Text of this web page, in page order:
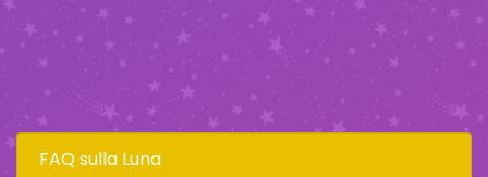
FAQ sulla Luna